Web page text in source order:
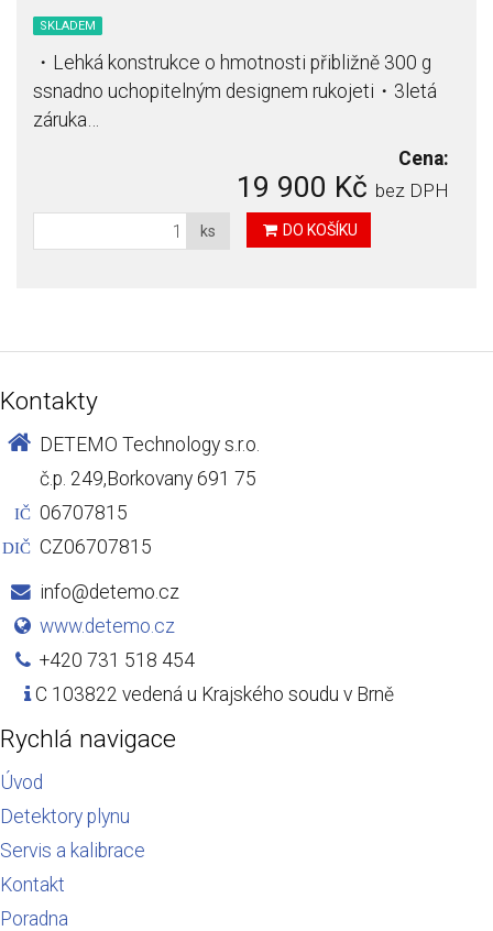
SKLADEM
・Lehká konstrukce o hmotnosti přibližně 300 g
ssnadno uchopitelným designem rukojeti・3letá
záruka…
Cena:
19 900 Kč bez DPH
ks DO KOŠÍKU
Kontakty
DETEMO Technology s.r.o.
č.p. 249,Borkovany 691 75
IČ 06707815
DIČ CZ06707815
info@detemo.cz
www.detemo.cz
+420 731 518 454
C 103822 vedená u Krajského soudu v Brně
Rychlá navigace
Úvod
Detektory plynu
Servis a kalibrace
Kontakt
Poradna